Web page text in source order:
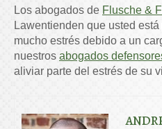
Los abogados de Flusche &
Lawentienden que usted
mucho estrés debido a un
nuestros abogados
aliviar parte del estrés de su